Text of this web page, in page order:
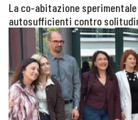
La co-abitazione sperimentale
autosufficienti contro